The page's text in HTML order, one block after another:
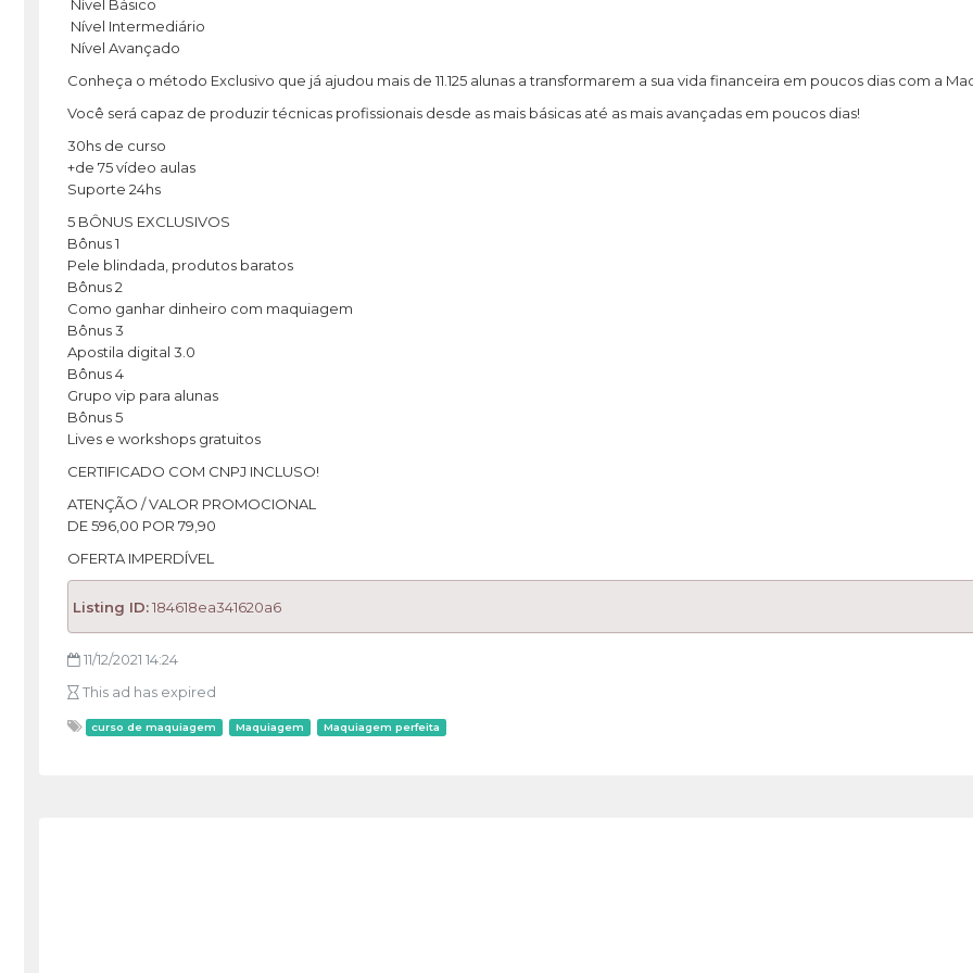
Nível Básico
Nível Intermediário
Nível Avançado
Conheça o método Exclusivo que já ajudou mais de 11.125 alunas a transformarem a sua vida financeira em poucos dias com a
Você será capaz de produzir técnicas profissionais desde as mais básicas até as mais avançadas em poucos dias!
30hs de curso
+de 75 vídeo aulas
Suporte 24hs
5 BÔNUS EXCLUSIVOS
Bônus 1
Pele blindada, produtos baratos
Bônus 2
Como ganhar dinheiro com maquiagem
Bônus 3
Apostila digital 3.0
Bônus 4
Grupo vip para alunas
Bônus 5
Lives e workshops gratuitos
CERTIFICADO COM CNPJ INCLUSO!
ATENÇÃO / VALOR PROMOCIONAL
DE 596,00 POR 79,90
OFERTA IMPERDÍVEL
Listing ID:184618ea341620a6
11/12/2021 14:24
This ad has expired
curso de maquiagem Maquiagem Maquiagem perfeita